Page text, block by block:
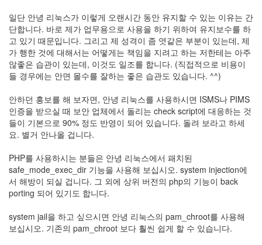
일단 안녕 리눅스가 이렇게 오랜시간 동안 유지할 수 있는 이유는 간
단합니다. 바로 제가 업무용으로 사용을 하기 위하여 유지보수를 하
고 있기 때문입니다. 그리고 제 성격이 좀 엿같은 부분이 있는데, 제
가 행한 것에 대해서는 어떻게는 책임을 지려고 하는 저한테는 아주
않좋은 습관이 있는데, 이것도 일조를 합니다. (직접적으로 비용이
들 경우에는 안면 몰수를 잘하는 좋은 습관도 있습니다. ^^)
안하던 홍보를 해 보자면, 안녕 리눅스를 사용하시면 ISMS나 PIMS
인증을 받으실 때 보안 업체에서 돌리는 check script에 대응하는 것
들이 기본으로 90% 정도 반영이 되어 있습니다. 돌려 보라고 하세
요. 별거 안나올 겁니다.
PHP를 사용하시는 분들은 안녕 리눅스에서 패치된
safe_mode_exec_dir 기능을 사용해 보십시오. system injection에
서 해방이 되실 겁니다. 그 외에 상위 버전의 php의 기능이 back
porting 되어 있기도 합니다.
system jail을 하고 싶으시면 안녕 리눅스의 pam_chroot를 사용해
보십시오. 기존의 pam_chroot 보다 훨씬 쉽게 할 수 있습니다.
래
밍
57
Mozilla
23
Tip
Trick
18
security
Diving
0
제
품
뷰
5